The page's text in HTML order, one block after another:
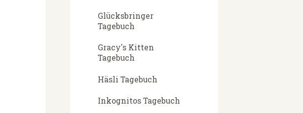
Glücksbringer
Tagebuch
Gracy's Kitten
Tagebuch
Häsli Tagebuch
Inkognitos Tagebuch